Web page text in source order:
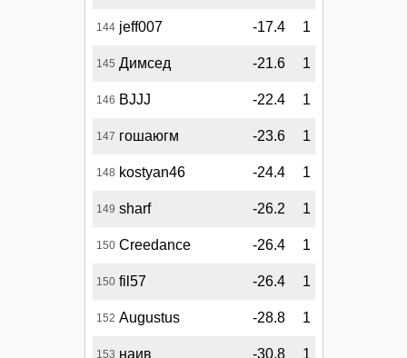
144 jeff007 -17.4 1
145 Димсед -21.6 1
146 BJJJ -22.4 1
147 гошаюгм -23.6 1
148 kostyan46 -24.4 1
149 sharf -26.2 1
150 Creedance -26.4 1
150 fil57 -26.4 1
152 Augustus -28.8 1
153 наив -30.8 1